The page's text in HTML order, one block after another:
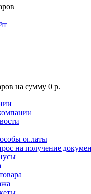
на сумму 0 р.
оплаты
на получение